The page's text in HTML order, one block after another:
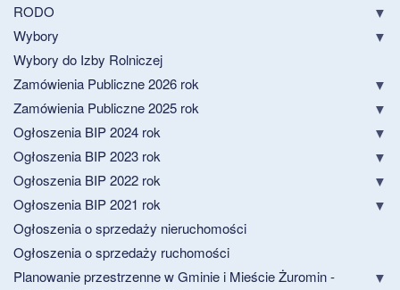
RODO
Wybory
Wybory do Izby Rolniczej
Zamówienia Publiczne 2026 rok
Zamówienia Publiczne 2025 rok
Ogłoszenia BIP 2024 rok
Ogłoszenia BIP 2023 rok
Ogłoszenia BIP 2022 rok
Ogłoszenia BIP 2021 rok
Ogłoszenia o sprzedaży nieruchomości
Ogłoszenia o sprzedaży ruchomości
Planowanie przestrzenne w Gminie i Mieście Żuromin -